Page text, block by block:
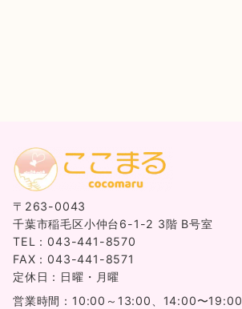
〒263-0043
千葉市稲毛区小仲台6-1-2 3階 B号室
TEL：043-441-8570
FAX：043-441-8571
定休日：日曜・月曜
営業時間：10:00～13:00、14:00〜19:00